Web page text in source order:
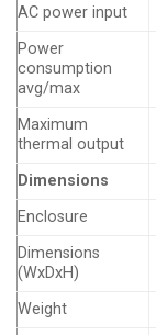
AC power input
Power
consumption
avg/max
Maximum
thermal output
Dimensions
Enclosure
Dimensions
(WxDxH)
Weight